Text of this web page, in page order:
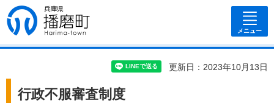
兵庫県 播磨
町
メニュー
更新日：2023年10月13日
行政不服審査制度